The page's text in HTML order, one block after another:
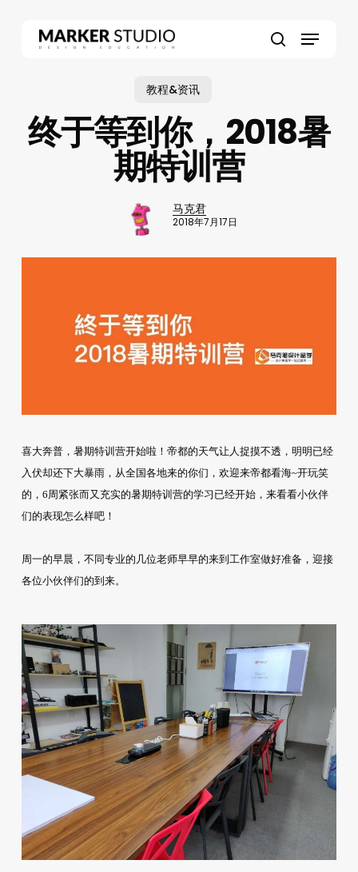
Menu
教程&资讯
终于等到你，2018暑
期特训营
马克君
2018年7月17日
喜大奔普，暑期特训营开始啦！帝都的天气让人捉摸不透，明明已经
入伏却还下大暴雨，从全国各地来的你们，欢迎来帝都看海~开玩笑
的，6周紧张而又充实的暑期特训营的学习已经开始，来看看小伙伴
们的表现怎么样吧！
周一的早晨，不同专业的几位老师早早的来到工作室做好准备，迎接
各位小伙伴们的到来。